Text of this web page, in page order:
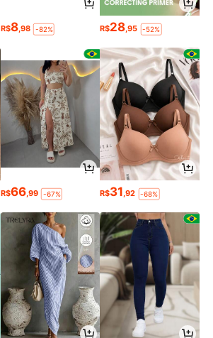
R$8,98 -82% R$28,95 -52%
R$66,99 -67% R$31,92 -68%